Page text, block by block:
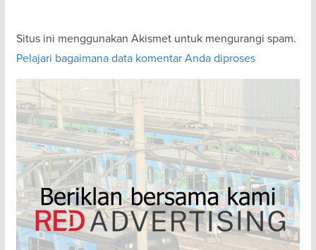
Situs ini menggunakan Akismet untuk mengurangi spam.
Pelajari bagaimana data komentar Anda diproses